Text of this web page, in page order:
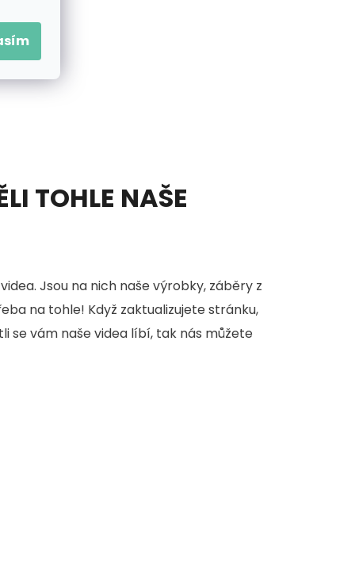
TOHLE NAŠE
Jsou na nich naše výrobky, záběry z
na tohle! Když zaktualizujete stránku,
se vám naše videa líbí, tak nás můžete